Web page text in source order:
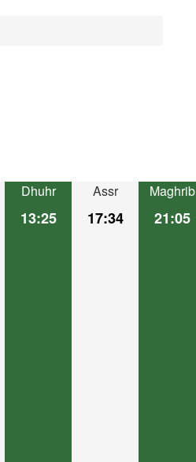
Dhuhr
13:25
Assr
17:34
Maghrib
21:05